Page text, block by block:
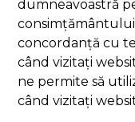
dumneavoastră
concordanță cu
când vizitați
ne permite să
când vizitați